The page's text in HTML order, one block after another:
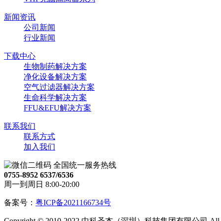
新闻资讯
公司新闻
行业新闻
下载中心
生物制药解决方案
净化设备解决方案
空气过滤器解决方案
生命科学解决方案
FFU&EFU解决方案
联系我们
联系方式
加入我们
全国统一服务热线
0755-8952 6537/6536
周一到周日 8:00-20:00
备案号： 粤ICP备2021166734号